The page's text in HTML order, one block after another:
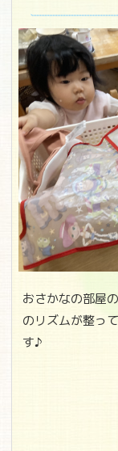
おさかなの部屋
のリズムが整っ
す♪